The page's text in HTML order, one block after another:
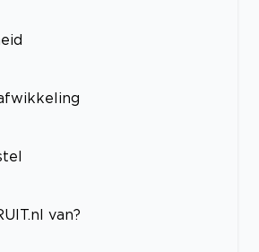
van?